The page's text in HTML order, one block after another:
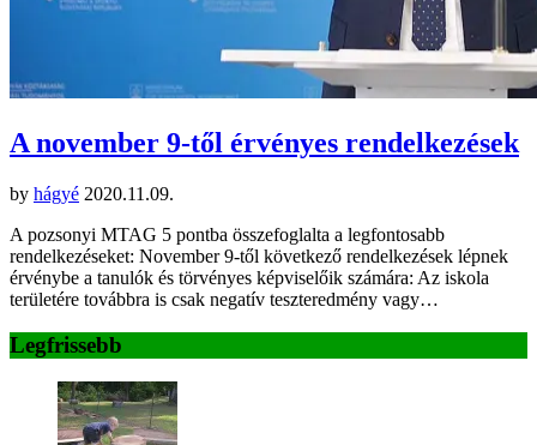
A november 9-től érvényes rendelkezések
by hágyé 2020.11.09.
A pozsonyi MTAG 5 pontba összefoglalta a legfontosabb
rendelkezéseket: November 9-től következő rendelkezések lépnek
érvénybe a tanulók és törvényes képviselőik számára: Az iskola
területére továbbra is csak negatív teszteredmény vagy…
Legfrissebb